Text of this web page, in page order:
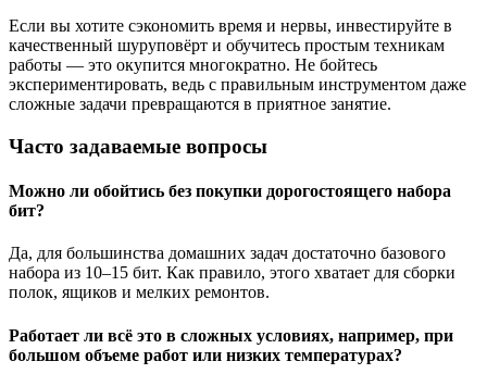
Если вы хотите сэкономить время и нервы, инвестируйте в
качественный шуруповёрт и обучитесь простым техникам
работы — это окупится многократно. Не бойтесь
экспериментировать, ведь с правильным инструментом даже
сложные задачи превращаются в приятное занятие.
Часто задаваемые вопросы
Можно ли обойтись без покупки дорогостоящего набора
бит?
Да, для большинства домашних задач достаточно базового
набора из 10–15 бит. Как правило, этого хватает для сборки
полок, ящиков и мелких ремонтов.
Работает ли всё это в сложных условиях, например, при
большом объеме работ или низких температурах?